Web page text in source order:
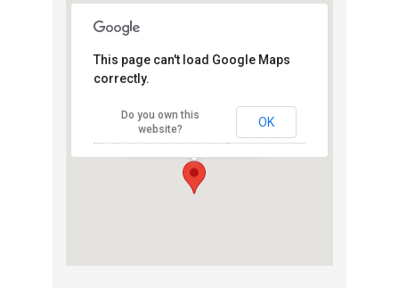
Adidas Runbase
Corso Sempione 10 - Milano
View Eventi
This page can't load Google Maps
correctly.
Do you own this
website?
OK